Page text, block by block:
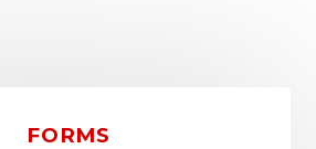
FORMS